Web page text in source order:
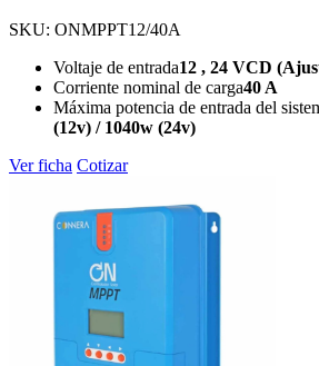
SKU: ONMPPT12/40A
Voltaje de entrada12 , 24 VCD
Corriente nominal de carga40 A
Máxima potencia de entrada del
(12v) / 1040w (24v)
Ver ficha Cotizar